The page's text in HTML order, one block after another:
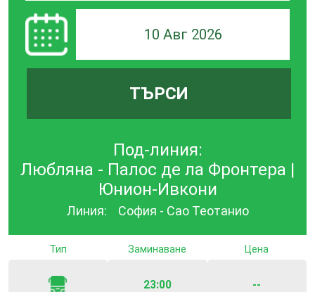
10 Авг 2026
ТЪРСИ
Под-линия:
Любляна - Палос де ла Фронтера |
Юнион-Ивкони
Линия: София - Сао Теотанио
Тип Заминаване
23:00
Цена
--